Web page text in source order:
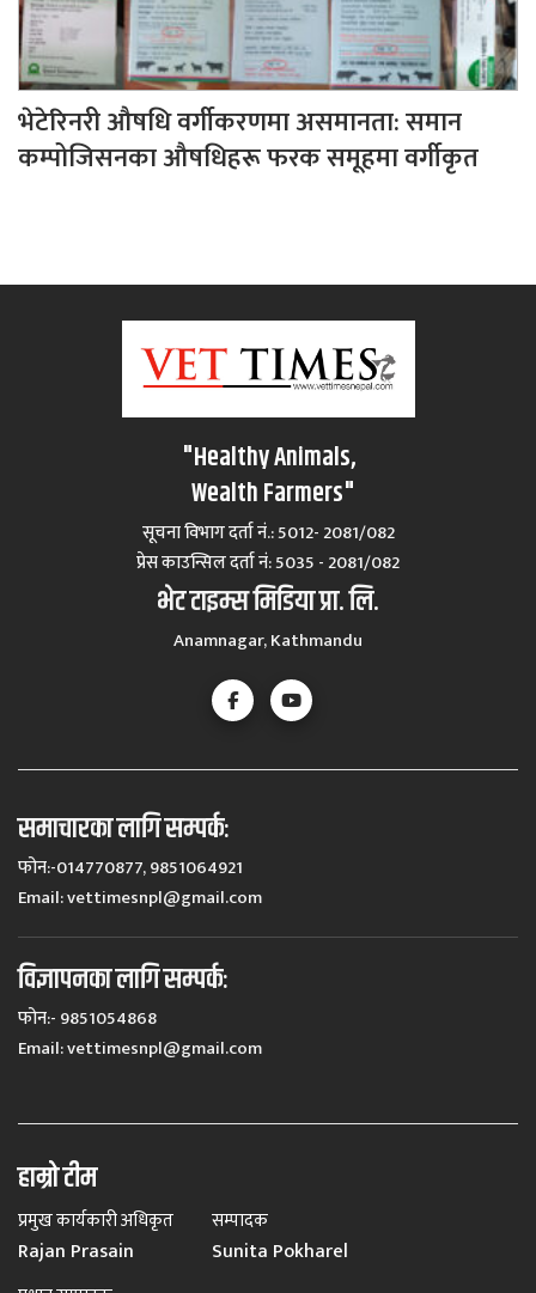
भेटेरिनरी औषधि वर्गीकरणमा असमानता: समान
कम्पोजिसनका औषधिहरू फरक समूहमा वर्गीकृत
"Healthy Animals,
Wealth Farmers"
सूचना विभाग दर्ता नं.: 5012- 2081/082
प्रेस काउन्सिल दर्ता नं‍: 5035 - 2081/082
भेट टाइम्स मिडिया प्रा. लि.
Anamnagar, Kathmandu
समाचारका लागि सम्पर्कः
फोन:-014770877, 9851064921
Email:vettimesnpl@gmail.com
विज्ञापनका लागि सम्पर्कः
फोन:- 9851054868
Email:vettimesnpl@gmail.com
हाम्रो टीम
प्रमुख कार्यकारी अधिकृत
Rajan Prasain
सम्पादक
Sunita Pokharel